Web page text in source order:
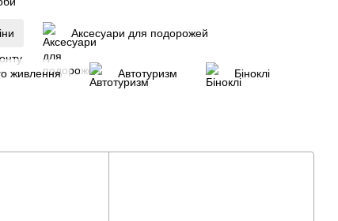
Аксесуари для подорожей
живлення Автотуризм Біноклі